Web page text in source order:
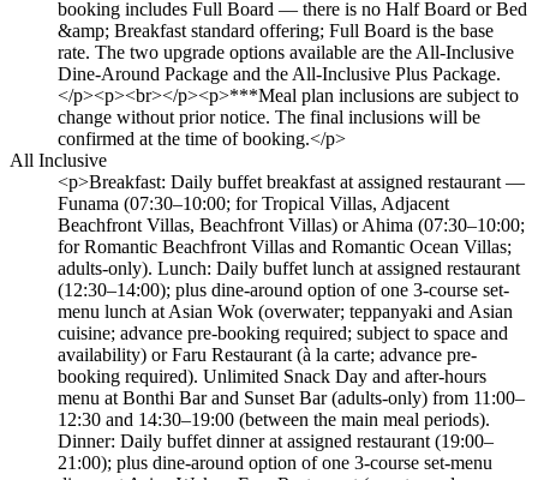
booking includes Full Board — there is no Half Board or Bed
&amp; Breakfast standard offering; Full Board is the base
rate. The two upgrade options available are the All-Inclusive
Dine-Around Package and the All-Inclusive Plus Package.
</p><p><br></p><p>***Meal plan inclusions are subject to
change without prior notice. The final inclusions will be
confirmed at the time of booking.</p>
All Inclusive
<p>Breakfast: Daily buffet breakfast at assigned restaurant —
Funama (07:30–10:00; for Tropical Villas, Adjacent
Beachfront Villas, Beachfront Villas) or Ahima (07:30–10:00;
for Romantic Beachfront Villas and Romantic Ocean Villas;
adults-only). Lunch: Daily buffet lunch at assigned restaurant
(12:30–14:00); plus dine-around option of one 3-course set-
menu lunch at Asian Wok (overwater; teppanyaki and Asian
cuisine; advance pre-booking required; subject to space and
availability) or Faru Restaurant (à la carte; advance pre-
booking required). Unlimited Snack Day and after-hours
menu at Bonthi Bar and Sunset Bar (adults-only) from 11:00–
12:30 and 14:30–19:00 (between the main meal periods).
Dinner: Daily buffet dinner at assigned restaurant (19:00–
21:00); plus dine-around option of one 3-course set-menu